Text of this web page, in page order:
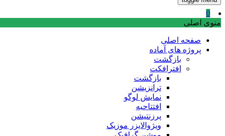
0
منوی اصلی
صفحه اصلی
پروژه های آماده
بازگشت
افترافکت
بازگشت
ترانزیشن
نمایش لوگو
افتتاحیه
پرزنتیشن
ویژوالایزر موزیک